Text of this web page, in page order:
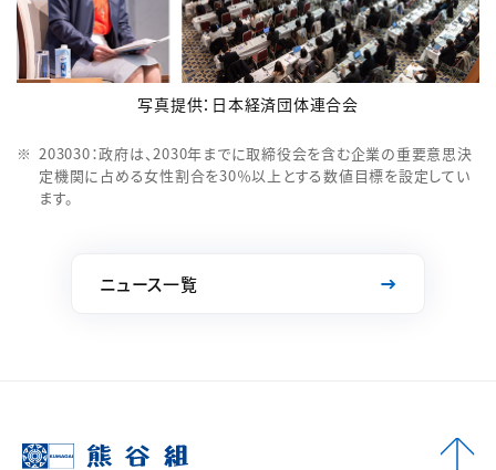
写真提供：日本経済団体連合会
203030：政府は、2030年までに取締役会を含む企業の重要意思決
定機関に占める女性割合を30％以上とする数値目標を設定してい
ます。
ニュース一覧